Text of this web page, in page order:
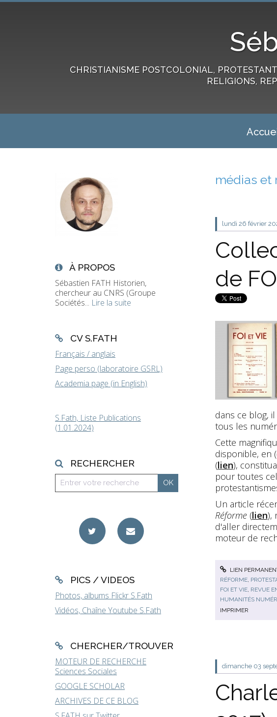
CHRISTIANISME POSTCOLONIAL,
RELIGIONS,
À PROPOS
Sébastien FATH Historien,
chercheur au CNRS (Groupe
Sociétés... Lire la suite
CV S.FATH
Français / anglais
Page perso (laboratoire GSRL)
Academia page (in English)
S.Fath, Liste Publications
(1.01.2024)
RECHERCHER
PICS / VIDEOS
Photos, albums Flickr S.Fath
Vidéos, Chaîne Youtube S.Fath
CHERCHER/TROUVER
MOTEUR DE RECHERCHE
Sciences Sociales
GOOGLE SCHOLAR
ARCHIVES DE CE BLOG
médias et
lundi 26 février
de
dans ce blog,
tous les
Cette
disponible, en
(lien),
pour toutes
Un article
Réforme(lien),
d'aller
moteur de
LIEN
RÉFORME,
FOI ET VIE, REVUE
HUMANITÉS
IMPRIMER
dimanche 03